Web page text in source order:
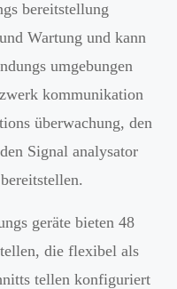
bereitstellung
Wartung und kann
umgebungen
kommunikation
überwachung, den
Signal analysator
geräte bieten 48
die flexibel als
tellen konfiguriert